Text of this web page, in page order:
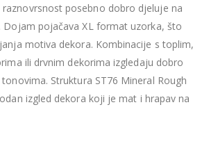
raznovrsnost posebno dobro djeluje na
Dojam pojačava XL format uzorka, što
motiva dekora. Kombinacije s toplim,
ili drvnim dekorima izgledaju dobro
Struktura ST76 Mineral Rough
izgled dekora koji je mat i hrapav na